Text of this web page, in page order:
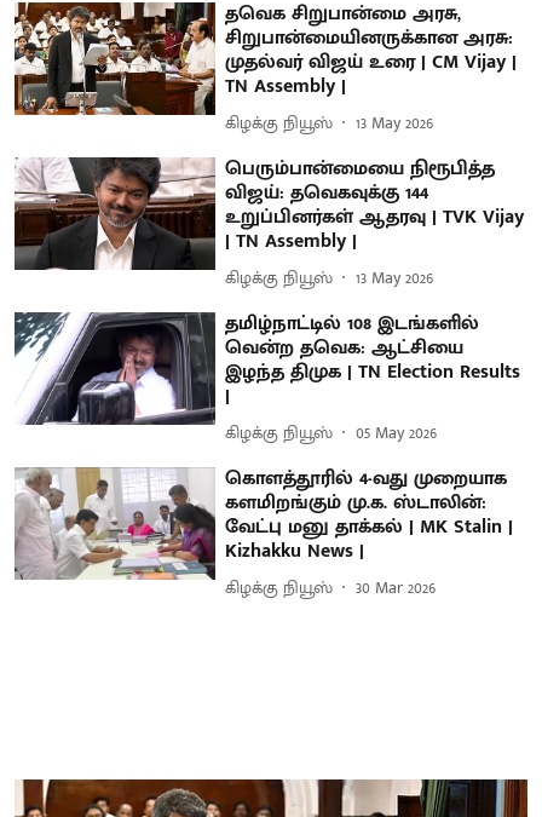
தவெக சிறுபான்மை அரசு,
சிறுபான்மையினருக்கான அரசு:
முதல்வர் விஜய் உரை | CM Vijay |
TN Assembly |
கிழக்கு நியூஸ் 13 May 2026
பெரும்பான்மையை நிரூபித்த
விஜய்: தவெகவுக்கு 144
உறுப்பினர்கள் ஆதரவு | TVK Vijay
| TN Assembly |
கிழக்கு நியூஸ் 13 May 2026
தமிழ்நாட்டில் 108 இடங்களில்
வென்ற தவெக: ஆட்சியை
இழந்த திமுக | TN Election Results
|
கிழக்கு நியூஸ் 05 May 2026
கொளத்தூரில் 4-வது முறையாக
களமிறங்கும் மு.க. ஸ்டாலின்:
வேட்பு மனு தாக்கல் | MK Stalin |
Kizhakku News |
கிழக்கு நியூஸ் 30 Mar 2026